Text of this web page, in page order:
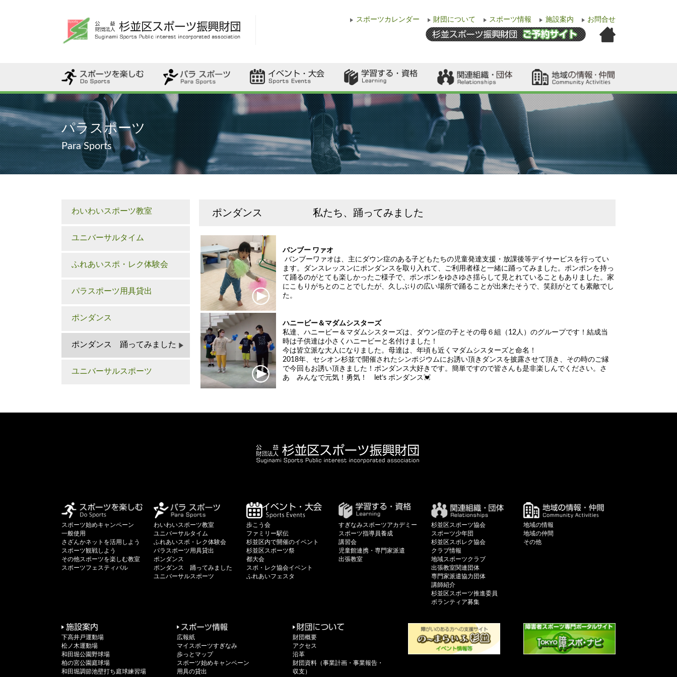
スポーツカレンダー 財団について スポーツ情報 施設案内 お問合せ
・スポーツ始めキャンペーン
・一般使用
・さざんかネットを活用しよう
・スポーツ観戦しよう
・その他スポーツを楽しむ教室
・スポーツフェスティバル ・わいわいスポーツ教室
・ユニバーサルタイム
・ふれあいスポ・レク体験会
・パラスポーツ用具貸出
・ポンダンス
・ポンダンス 踊ってみました
・ユニバーサルスポーツ ・歩こう会
・ファミリー駅伝
・杉並区内で開催のイベント
・杉並区スポーツ祭
・都大会
・スポ・レク協会イベント
・ふれあいフェスタ ・すぎなみスポーツアカデミー
・初級パラスポーツ指導員養成
・講習会
・児童館連携・専門家派遣
・出張教室 ・杉並区スポーツ協会
・スポーツ少年団
・杉並区スポレク協会
・クラブ情報
・地域スポーツクラブ
・出張教室関連団体
・専門家派遣協力団体
・講師紹介
・杉並区スポーツ推進委員
・ボランティア募集
パラスポーツ
Para Sports
わいわいスポーツ教室
ユニバーサルタイム
ふれあいスポ・レク体験会
パラスポーツ用具貸出
ポンダンス
ポンダンス 踊ってみました
ユニバーサルスポーツ
ポンダンス 私たち、踊ってみました
バンブー ワァオ
バンブーワァオは、主にダウン症のある子どもたちの児童発達支援・放課後等デイサービスを行ってい
ます。ダンスレッスンにポンダンスを取り入れて、ご利用者様と一緒に踊ってみました。ポンポンを持っ
て踊るのがとても楽しかったご様子で、ポンポンをゆさゆさ揺らして見とれていることもありました。家
にこもりがちとのことでしたが、久しぶりの広い場所で踊ることが出来たそうで、笑顔がとても素敵でし
た。
ハニービー＆マダムシスターズ
私達、ハニービー＆マダムシスターズは、ダウン症の子とその母６組（12人）のグループです！結成当
時は子供達は小さくハニービーと名付けました！
今は皆立派な大人になりました。母達は、年頃も近くマダムシスターズと命名！
2018年、セシオン杉並で開催されたシンポジウムにお誘い頂きダンスを披露させて頂き、その時のご縁
で今回もお誘い頂きました！ポンダンス大好きです。簡単ですので皆さんも是非楽しんでください。さ
あ みんなで元気！勇気！ let’s ポンダンス💓
スポーツ始めキャンペーン
一般使用
さざんかネットを活用しよう
スポーツ観戦しよう
その他スポーツを楽しむ教室
スポーツフェスティバル
わいわいスポーツ教室
ユニバーサルタイム
ふれあいスポ・レク体験会
パラスポーツ用具貸出
ポンダンス
ポンダンス 踊ってみました
ユニバーサルスポーツ
歩こう会
ファミリー駅伝
杉並区内で開催のイベント
杉並区スポーツ祭
都大会
スポ・レク協会イベント
ふれあいフェスタ
すぎなみスポーツアカデミー
スポーツ指導員養成
講習会
児童館連携・専門家派遣
出張教室
杉並区スポーツ協会
スポーツ少年団
杉並区スポレク協会
クラブ情報
地域スポーツクラブ
出張教室関連団体
専門家派遣協力団体
講師紹介
杉並区スポーツ推進委員
ボランティア募集
地域の情報
地域の仲間
その他
下高井戸運動場
松ノ木運動場
和田堀公園野球場
柏の宮公園庭球場
和田堀調節池壁打ち庭球練習場
広報紙
マイスポーツすぎなみ
歩っとマップ
スポーツ始めキャンペーン
用具の貸出
財団概要
アクセス
沿革
財団資料（事業計画・事業報告・
収支）